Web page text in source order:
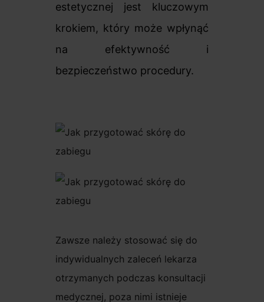
estetycznej jest kluczowym
krokiem, który może wpłynąć
na efektywność i
bezpieczeństwo procedury.
Zawsze należy stosować się do
indywidualnych zaleceń lekarza
otrzymanych podczas konsultacji
medycznej, poza nimi istnieje